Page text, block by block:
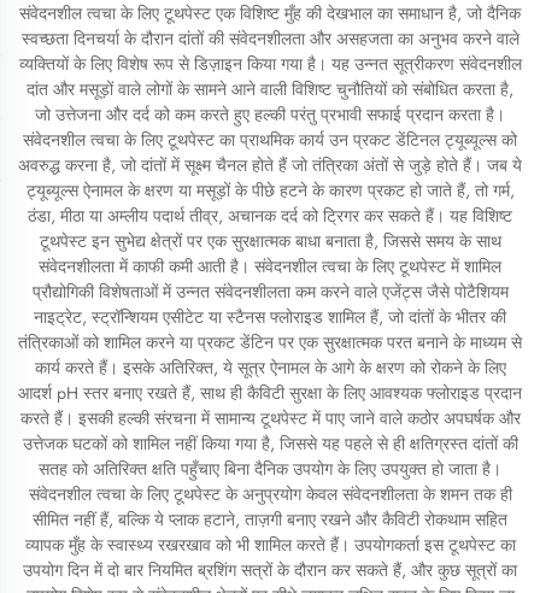
संवेदनशील त्वचा के लिए टूथपेस्ट एक विशिष्ट मुँह की देखभाल का समाधान है, जो दैनिक
स्वच्छता दिनचर्या के दौरान दांतों की संवेदनशीलता और असहजता का अनुभव करने वाले
व्यक्तियों के लिए विशेष रूप से डिज़ाइन किया गया है। यह उन्नत सूत्रीकरण संवेदनशील
दांत और मसूड़ों वाले लोगों के सामने आने वाली विशिष्ट चुनौतियों को संबोधित करता है,
जो उत्तेजना और दर्द को कम करते हुए हल्की परंतु प्रभावी सफाई प्रदान करता है।
संवेदनशील त्वचा के लिए टूथपेस्ट का प्राथमिक कार्य उन प्रकट डेंटिनल ट्यूब्यूल्स को
अवरुद्ध करना है, जो दांतों में सूक्ष्म चैनल होते हैं जो तंत्रिका अंतों से जुड़े होते हैं। जब ये
ट्यूब्यूल्स ऐनामल के क्षरण या मसूड़ों के पीछे हटने के कारण प्रकट हो जाते हैं, तो गर्म,
ठंडा, मीठा या अम्लीय पदार्थ तीव्र, अचानक दर्द को ट्रिगर कर सकते हैं। यह विशिष्ट
टूथपेस्ट इन सुभेद्य क्षेत्रों पर एक सुरक्षात्मक बाधा बनाता है, जिससे समय के साथ
संवेदनशीलता में काफी कमी आती है। संवेदनशील त्वचा के लिए टूथपेस्ट में शामिल
प्रौद्योगिकी विशेषताओं में उन्नत संवेदनशीलता कम करने वाले एजेंट्स जैसे पोटैशियम
नाइट्रेट, स्ट्रॉन्शियम एसीटेट या स्टैनस फ्लोराइड शामिल हैं, जो दांतों के भीतर की
तंत्रिकाओं को शामिल करने या प्रकट डेंटिन पर एक सुरक्षात्मक परत बनाने के माध्यम से
कार्य करते हैं। इसके अतिरिक्त, ये सूत्र ऐनामल के आगे के क्षरण को रोकने के लिए
आदर्श pH स्तर बनाए रखते हैं, साथ ही कैविटी सुरक्षा के लिए आवश्यक फ्लोराइड प्रदान
करते हैं। इसकी हल्की संरचना में सामान्य टूथपेस्ट में पाए जाने वाले कठोर अपघर्षक और
उत्तेजक घटकों को शामिल नहीं किया गया है, जिससे यह पहले से ही क्षतिग्रस्त दांतों की
सतह को अतिरिक्त क्षति पहुँचाए बिना दैनिक उपयोग के लिए उपयुक्त हो जाता है।
संवेदनशील त्वचा के लिए टूथपेस्ट के अनुप्रयोग केवल संवेदनशीलता के शमन तक ही
सीमित नहीं हैं, बल्कि ये प्लाक हटाने, ताज़गी बनाए रखने और कैविटी रोकथाम सहित
व्यापक मुँह के स्वास्थ्य रखरखाव को भी शामिल करते हैं। उपयोगकर्ता इस टूथपेस्ट का
उपयोग दिन में दो बार नियमित ब्रशिंग सत्रों के दौरान कर सकते हैं, और कुछ सूत्रों का